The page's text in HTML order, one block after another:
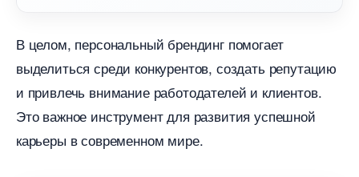
целом, персональный брендинг помогает
ыделиться среди конкурентов, создать репутацию
и привлечь внимание работодателей и клиентов.
Это важное инструмент для развития успешной
карьеры в современном мире.